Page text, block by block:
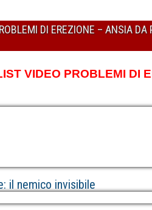
DI EREZIONE – ANSIA
VIDEO PROBLEMI DI
il nemico invisibile